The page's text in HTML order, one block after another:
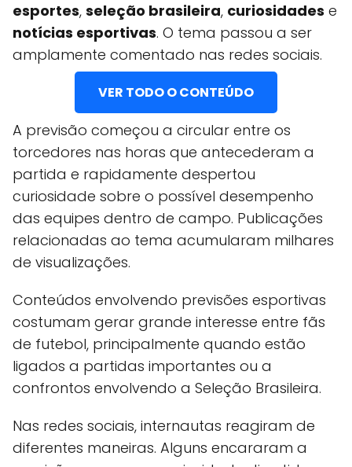
esportes, seleção brasileira, curiosidades e
notícias esportivas. O tema passou a ser
amplamente comentado nas redes sociais.
VER TODO O CONTEÚDO
A previsão começou a circular entre os
torcedores nas horas que antecederam a
partida e rapidamente despertou
curiosidade sobre o possível desempenho
das equipes dentro de campo. Publicações
relacionadas ao tema acumularam milhares
de visualizações.
Conteúdos envolvendo previsões esportivas
costumam gerar grande interesse entre fãs
de futebol, principalmente quando estão
ligados a partidas importantes ou a
confrontos envolvendo a Seleção Brasileira.
Nas redes sociais, internautas reagiram de
diferentes maneiras. Alguns encararam a